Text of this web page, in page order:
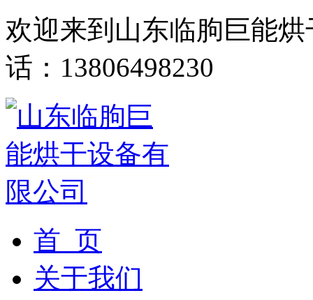
欢迎来到山东临朐巨能
话：13806498230
首 页
关于我们